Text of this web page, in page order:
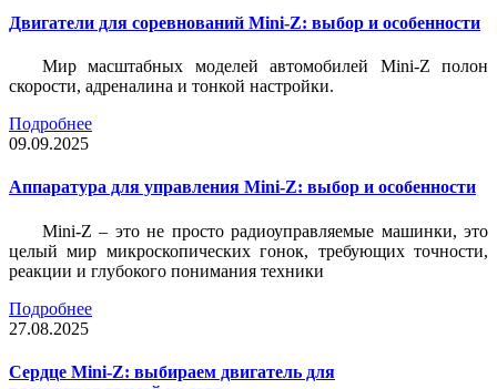
Двигатели для соревнований Mini-Z: выбор и особенности
Мир масштабных моделей автомобилей Mini-Z полон
скорости, адреналина и тонкой настройки.
Подробнее
09.09.2025
Аппаратура для управления Mini-Z: выбор и особенности
Mini-Z – это не просто радиоуправляемые машинки, это
целый мир микроскопических гонок, требующих точности,
реакции и глубокого понимания техники
Подробнее
27.08.2025
Сердце Mini-Z: выбираем двигатель для